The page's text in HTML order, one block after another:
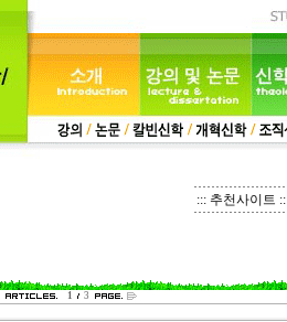
::: 추천사이트
1 3